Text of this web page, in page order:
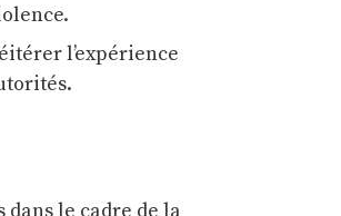
l’expérience